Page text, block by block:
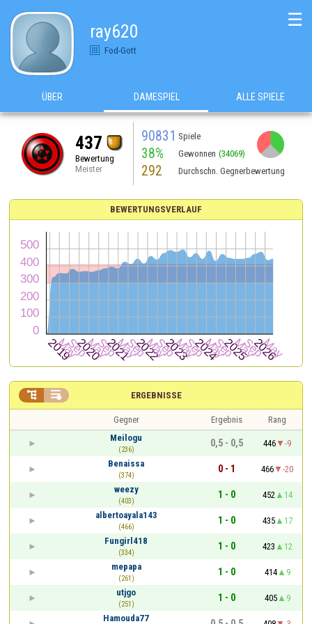
ray620
Fod-Gott
☰
ÜBER DAMESPIEL ALLE SPIELE
437
Bewertung
Meister
90831 Spiele
38% Gewonnen (34069)
292 Durchschn. Gegnerbewertung
BEWERTUNGSVERLAUF
ERGEBNISSE
 
Gegner Ergebnis
Rang
Meilogu
(236)
0,5 - 0,5 446
-9
Benaissa
(374)
0 - 1 466
-20
weezy
(403)
1 - 0 452
14
albertoayala143
(466)
1 - 0 435
17
Fungirl418
(334)
1 - 0 423
12
mepapa
(261)
1 - 0 414
9
utjgo
(251)
1 - 0 405
9
Hamouda77